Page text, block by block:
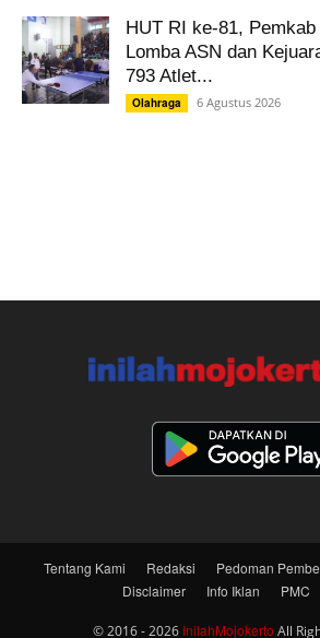
HUT RI ke-81,
Lomba ASN dan
793 Atlet...
Olahraga 6 Agustus 2026
Tentang Kami Redaksi
Pedoman
Disclaimer
Info Iklan PMC
© 2016 - 2026 InilahMojokerto All